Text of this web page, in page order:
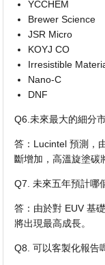
YCCHEM
Brewer Science
JSR Micro
KOYJ CO
Irresistible
Nano-C
DNF
Q6.未來最大的細分
答：Lucintel 預測，
斷增加，高溫旋塗碳
Q7. 未來五年預計哪
答：由於對 EUV 基
將出現最高成長。
Q8. 可以客製化報告